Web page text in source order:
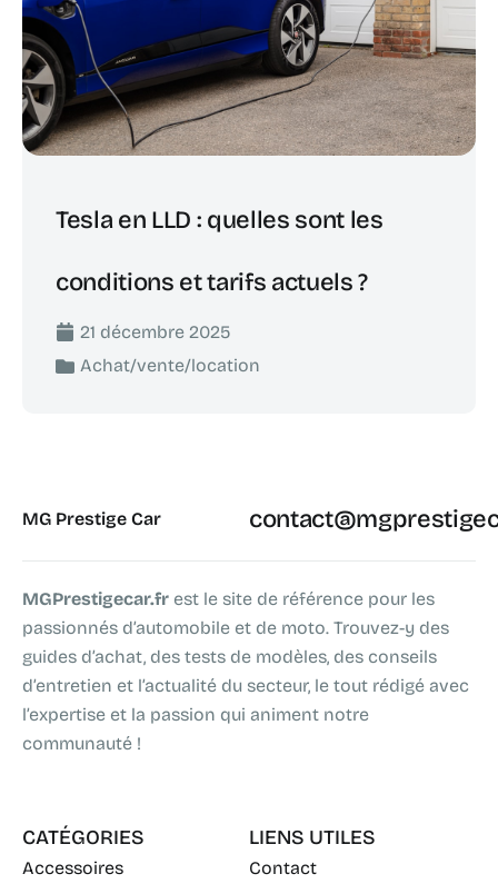
Tesla en LLD : quelles sont les
conditions et tarifs actuels ?
21 décembre 2025
Achat/vente/location
MG Prestige Car
MGPrestigecar.fr est le site de référence pour les
passionnés d’automobile et de moto. Trouvez-y des
guides d’achat, des tests de modèles, des conseils
d’entretien et l’actualité du secteur, le tout rédigé avec
l’expertise et la passion qui animent notre
communauté !
CATÉGORIES
Accessoires
LIENS UTILES
Contact